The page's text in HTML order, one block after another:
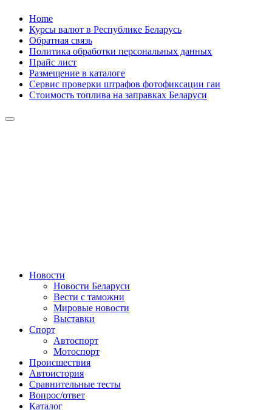
Skip
content
Home
Курсы валют в Республике Беларусь
Обратная связь
Политика обработки персональных данных
Прайс лист
Размещение в каталоге
Сервис проверки штрафов фотофиксации гаи
Стоимость топлива на заправках Беларуси
Сайт про автомобили
Новости
Новости Беларуси
Вести с таможни
Мировые новости
Выставки
Спорт
Автоспорт
Мотоспорт
Происшествия
Автоистория
Сравнительные тесты
Вопрос/ответ
Каталог